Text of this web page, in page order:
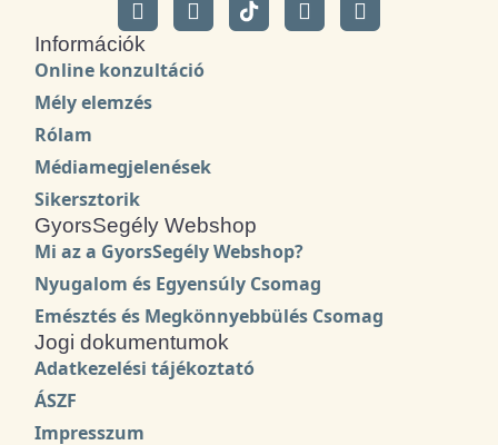
Információk
Online konzultáció
Mély elemzés
Rólam
Médiamegjelenések
Sikersztorik
GyorsSegély Webshop
Mi az a GyorsSegély Webshop?
Nyugalom és Egyensúly Csomag
Emésztés és Megkönnyebbülés Csomag
Jogi dokumentumok
Adatkezelési tájékoztató
ÁSZF
Impresszum